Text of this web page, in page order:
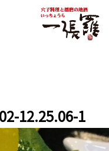
12.25.06-1